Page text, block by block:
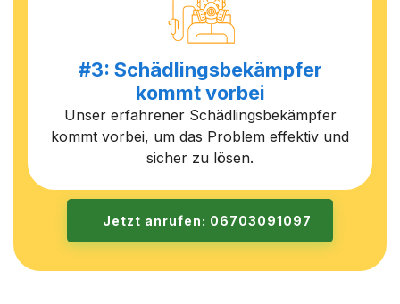
#3: Schädlingsbekämpfer
kommt vorbei
Unser erfahrener Schädlingsbekämpfer
kommt vorbei, um das Problem effektiv und
sicher zu lösen.
Jetzt anrufen: 06703091097